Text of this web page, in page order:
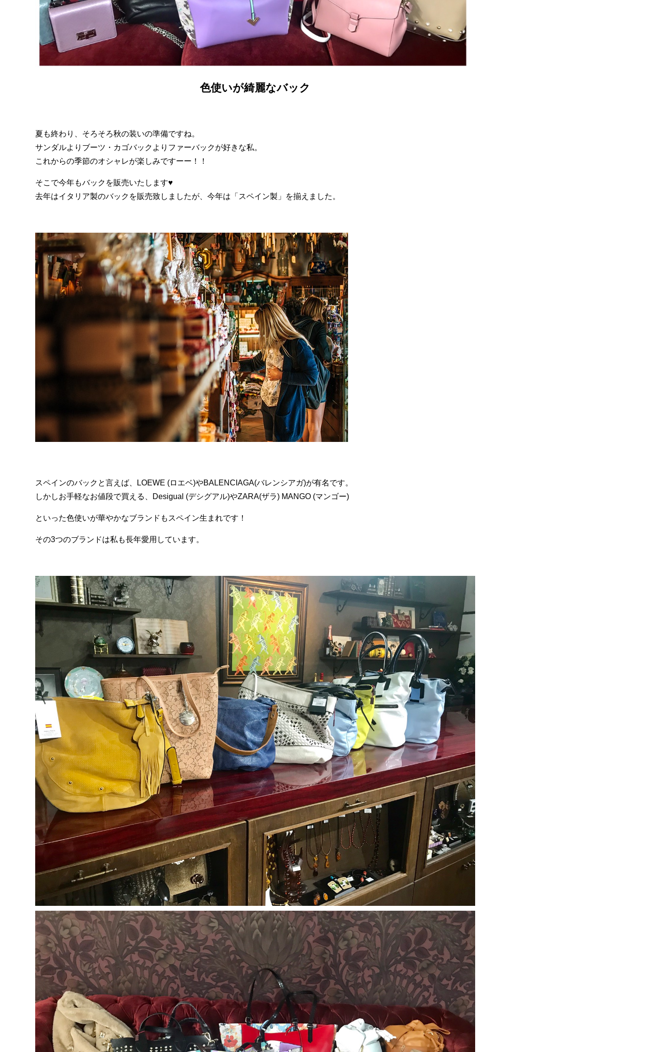
色使いが綺麗なバック
夏も終わり、そろそろ秋の装いの準備ですね。
サンダルよりブーツ・カゴバックよりファーバックが好きな私。
これからの季節のオシャレが楽しみですーー！！
そこで今年もバックを販売いたします♥
去年はイタリア製のバックを販売致しましたが、今年は「スペイン製」を揃えました。
スペインのバックと言えば、LOEWE (ロエベ)やBALENCIAGA(バレンシアガ)が有名です。
しかしお手軽なお値段で買える、Desigual (デシグアル)やZARA(ザラ) MANGO (マンゴー)
といった色使いが華やかなブランドもスペイン生まれです！
その3つのブランドは私も長年愛用しています。